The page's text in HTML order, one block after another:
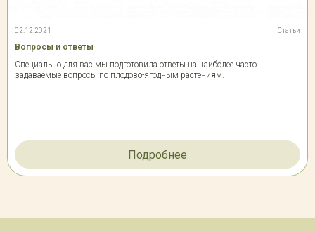
02.12.2021 Статьи
Вопросы и ответы
Специально для вас мы подготовила ответы на наиболее часто
задаваемые вопросы по плодово-ягодным растениям.
Подробнее